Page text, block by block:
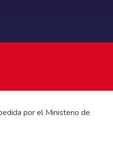
por el Ministerio de